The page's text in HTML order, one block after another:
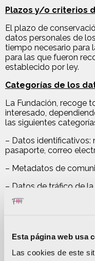
Esta página web usa
Las cookies de este
Plazos y/o criterios
El plazo de
datos personales de
tiempo necesario para
para las que fueron
establecido por ley.
Categorías de los
La Fundación, recoge
interesado,
las siguientes
– Datos identificativos:
pasaporte, correo
– Metadatos de
– Datos de tráfico de la
La página web a
que sean obligatorios
imposibilitará a la
solicitados. En caso